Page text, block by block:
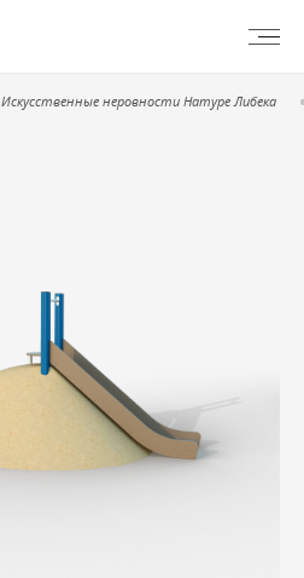
Искусственные неровности Натуре Либека